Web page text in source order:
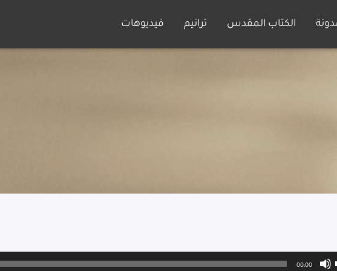
فيديوهات ترانيم الكتاب المقدس
00:00